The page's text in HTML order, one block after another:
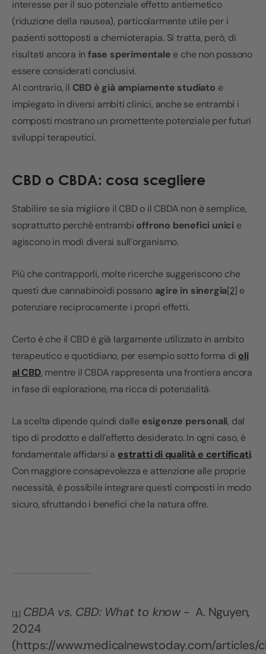
interesse per il suo potenziale effetto antiemetico
(riduzione della nausea), particolarmente utile per i
pazienti sottoposti a chemioterapia. Si tratta, però, di
risultati ancora infase sperimentale e che non possono
essere considerati conclusivi.
Al contrario, il CBD è già ampiamente studiato e
impiegato in diversi ambiti clinici, anche se entrambi i
composti mostrano un promettente potenziale per futuri
sviluppi terapeutici.
CBD o CBDA: cosa scegliere
Stabilire se sia migliore il CBD o il CBDA non è semplice,
soprattutto perché entrambi offrono benefici unici e
agiscono in modi diversi sull’organismo.
Più che contrapporli, molte ricerche suggeriscono che
questi due cannabinoidi possano agire in sinergia [2] e
potenziare reciprocamente i propri effetti.
Certo è che il CBD è già largamente utilizzato in ambito
terapeutico e quotidiano, per esempio sotto forma di oli
al CBD, mentre il CBDA rappresenta una frontiera ancora
in fase di esplorazione, ma ricca di potenzialità.
La scelta dipende quindi dalle esigenze personali, dal
tipo di prodotto e dall’effetto desiderato. In ogni caso, è
fondamentale affidarsi a estratti di qualità e certificati.
Con maggiore consapevolezza e attenzione alle proprie
necessità, è possibile integrare questi composti in modo
sicuro, sfruttando i benefici che la natura offre.
[1] CBDA vs. CBD: What to know- A. Nguyen,
2024
(https://www.medicalnewstoday.com/articles/